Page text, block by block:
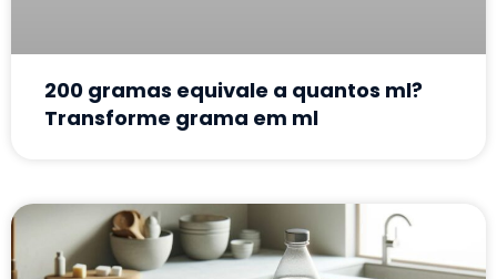
200 gramas equivale a quantos ml?
Transforme grama em ml